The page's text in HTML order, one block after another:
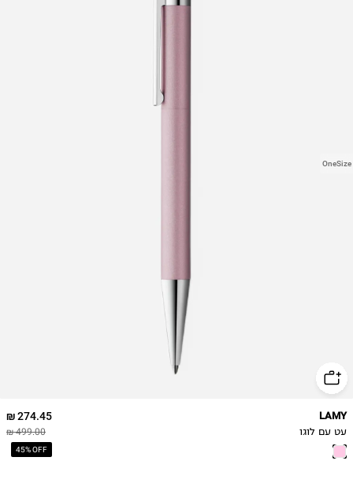
OneSize
274.45 ₪
499.00 ₪
45% OFF
LAMY
עט עם לוגו